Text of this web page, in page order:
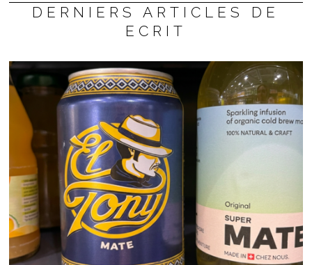
DERNIERS ARTICLES DE
ECRIT